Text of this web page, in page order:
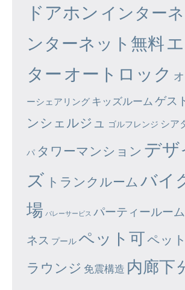
ドアホン インター
ンターネット無料
ター オートロック
ーシェアリング キッズルーム ゲス
ンシェルジュ
ゴルフレンジ シア
パ タワーマンション デザ
ズ トランクルーム バイ
場 バレーサービス パーティールーム
ネス プール ペット可ペッ
ラウンジ 免震構造 内廊下